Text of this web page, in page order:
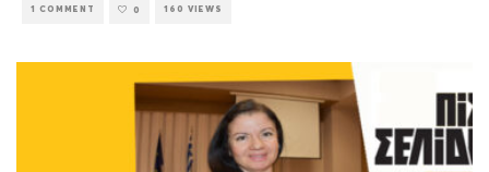
1 COMMENT 0 160 VIEWS